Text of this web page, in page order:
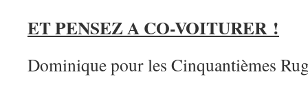
ET PENSEZ A CO-VOITURER !
Dominique pour les Cinquantièmes